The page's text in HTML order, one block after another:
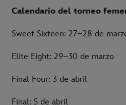
Calendario del torneo
Sweet Sixteen: 27–28 de
Elite Eight: 29–30 de marzo
Final Four: 3 de abril
Final: 5 de abril